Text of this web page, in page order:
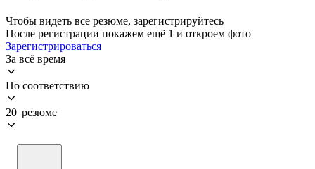
Чтобы видеть все резюме, зарегистрируйтесь
После регистрации покажем ещё 1 и откроем фото
Зарегистрироваться
За всё время
По соответствию
20 резюме